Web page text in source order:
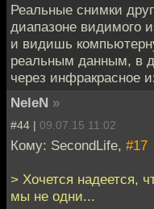
Реальные снимки
диапазоне видимого
и видишь
реальным данным, в
через инфракрасное
NeleN »
#44 | 09.07.15 11:02
Кому: SecondLife, #17
> Хочется надеется,
мы не одни...